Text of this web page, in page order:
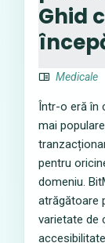
Ghid
Medicale
Într-o eră în
mai
pentru
domeniu.
atrăgătoare
varietate de